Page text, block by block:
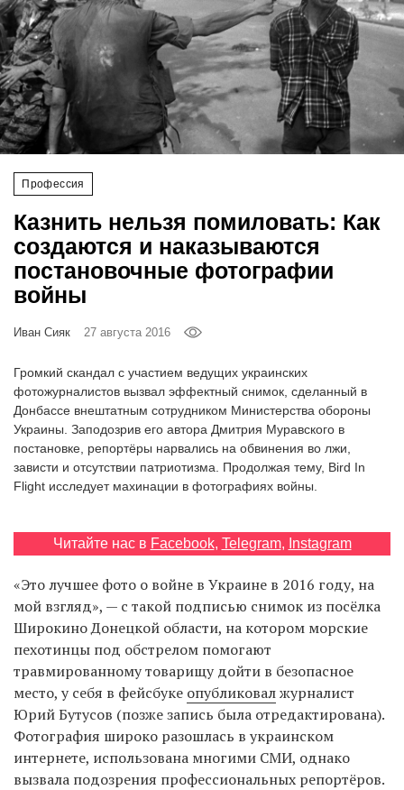
EN
UA
Профессия
Казнить нельзя помиловать: Как
создаются и наказываются
постановочные фотографии
войны
Иван Сияк 27 августа 2016
Громкий скандал с участием ведущих украинских
фотожурналистов вызвал эффектный снимок, сделанный в
Донбассе внештатным сотрудником Министерства обороны
Украины. Заподозрив его автора Дмитрия Муравского в
постановке, репортёры нарвались на обвинения во лжи,
зависти и отсутствии патриотизма. Продолжая тему, Bird In
Flight исследует махинации в фотографиях войны.
Читайте нас в Facebook, Telegram, Instagram
«Это лучшее фото о войне в Украине в 2016 году, на
мой взгляд», — с такой подписью снимок из посёлка
Широкино Донецкой области, на котором морские
пехотинцы под обстрелом помогают
травмированному товарищу дойти в безопасное
место, у себя в фейсбуке опубликовалжурналист
Юрий Бутусов (позже запись была отредактирована).
Фотография широко разошлась в украинском
интернете, использована многими СМИ, однако
вызвала подозрения профессиональных репортёров.